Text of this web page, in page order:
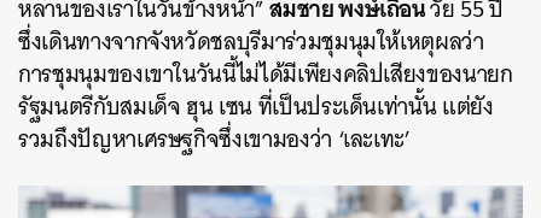
หลานของเราในวันข้างหน้า”สมชาย พงษ์เถื่อนวัย 55 ปี
ซึ่งเดินทางจากจังหวัดชลบุรีมาร่วมชุมนุมให้เหตุผลว่า
การชุมนุมของเขาในวันนี้ไม่ได้มีเพียงคลิปเสียงของนายก
รัฐมนตรีกับสมเด็จ ฮุน เซน ที่เป็นประเด็นเท่านั้น แต่ยัง
รวมถึงปัญหาเศรษฐกิจซึ่งเขามองว่า ‘เละเทะ’